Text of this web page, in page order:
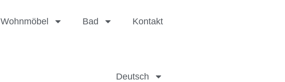
Wohnmöbel Bad Kontakt
Deutsch